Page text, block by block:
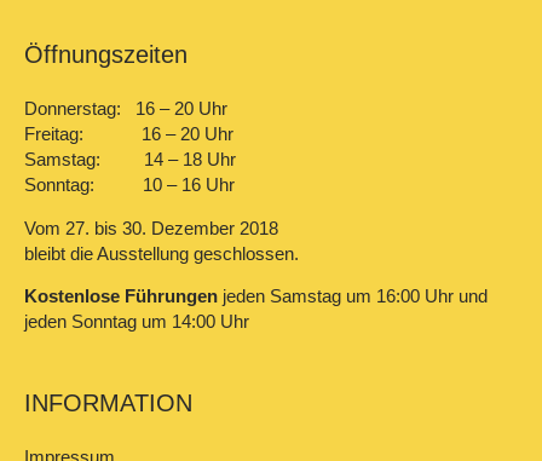
Öffnungszeiten
Donnerstag: 16 – 20 Uhr
Freitag: 16 – 20 Uhr
Samstag: 14 – 18 Uhr
Sonntag: 10 – 16 Uhr
Vom 27. bis 30. Dezember 2018
bleibt die Ausstellung geschlossen.
Kostenlose Führungen jeden Samstag um 16:00 Uhr und
jeden Sonntag um 14:00 Uhr
INFORMATION